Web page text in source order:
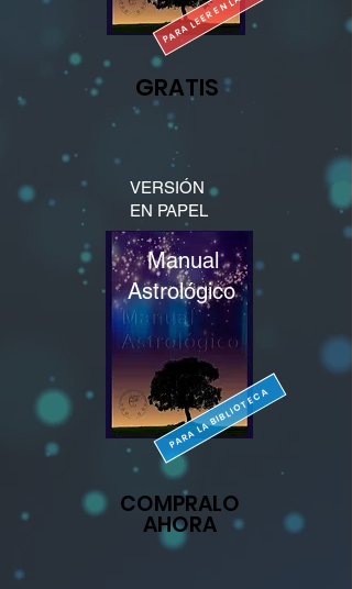
GRATIS
VERSIÓN
EN PAPEL
Astrológico
Manual
PARA LA BIBLIOTECA
COMPRALO
AHORA